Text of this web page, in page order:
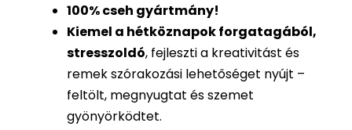
100%cseh gyártmány!
Kiemel a hétköznapok forgatagából,
stresszoldó, fejleszti a kreativitást és
remek szórakozási lehetőséget nyújt –
feltölt, megnyugtat és szemet
gyönyörködtet.